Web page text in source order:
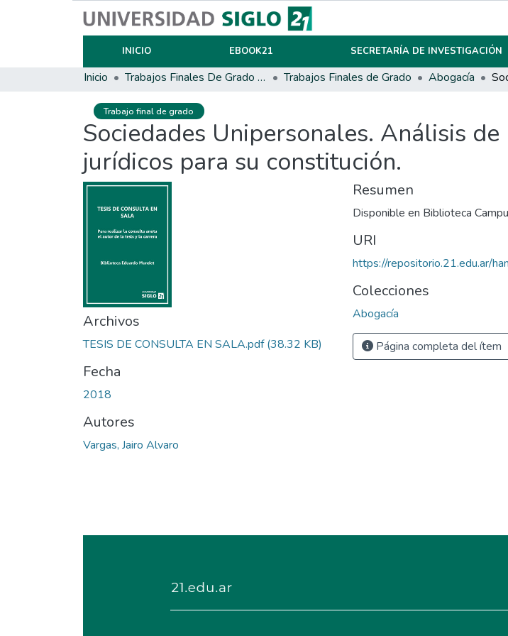
INICIO EBOOK21 SECRETARÍA DE INVESTIGACIÓN
Inicio Trabajos Finales De Grado Y Posgrado Trabajos Finales de Grado Abogacía
Trabajo final de grado
Sociedades Unipersonales. Análisis
jurídicos para su constitución.
Archivos
TESIS DE CONSULTA EN SALA.pdf(38.32 KB)
Fecha
2018
Autores
Vargas, Jairo Alvaro
Resumen
Disponible en Biblioteca
URI
https://repositorio.21.edu.ar/
Colecciones
Abogacía
Página completa del ítem